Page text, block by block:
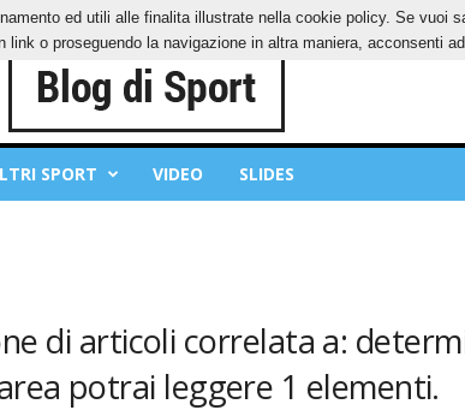
SPORT VIDEO SLIDES
di articoli correlata a:
potrai leggere 1 elementi.
ed utili alle finalita illustrate nella cookie policy. Se vuoi
o proseguendo la navigazione in altra maniera, acconsenti